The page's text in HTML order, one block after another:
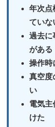
年次点
ていな
過去に
がある
操作時
真空度
い
電気主
けた